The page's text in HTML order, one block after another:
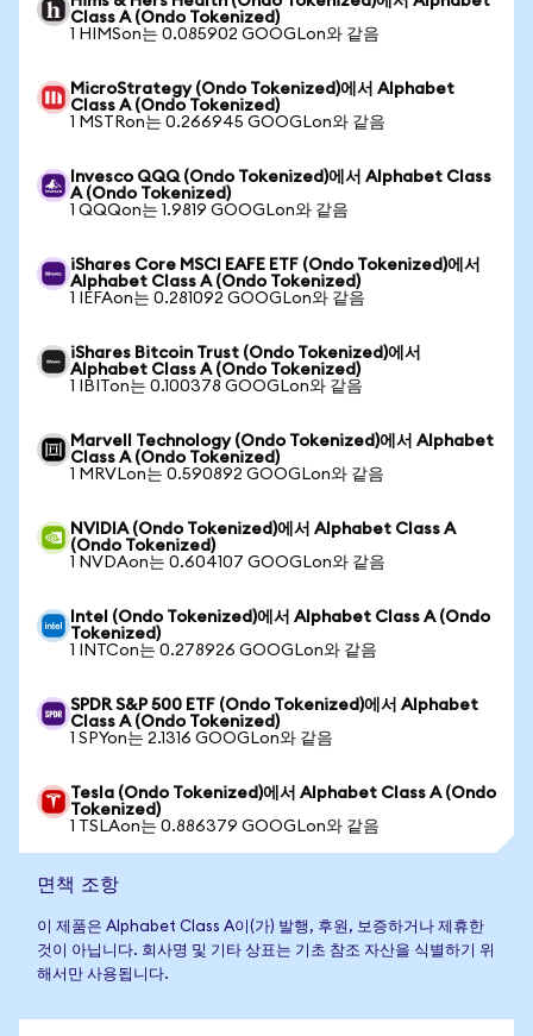
Class A (Ondo Tokenized)
1 HIMSon는 0.085902 GOOGLon와 같음
MicroStrategy (Ondo Tokenized)에서 Alphabet
Class A (Ondo Tokenized)
1 MSTRon는 0.266945 GOOGLon와 같음
Invesco QQQ (Ondo Tokenized)에서 Alphabet Class
A (Ondo Tokenized)
1 QQQon는 1.9819 GOOGLon와 같음
iShares Core MSCI EAFE ETF (Ondo Tokenized)에서
Alphabet Class A (Ondo Tokenized)
1 IEFAon는 0.281092 GOOGLon와 같음
iShares Bitcoin Trust (Ondo Tokenized)에서
Alphabet Class A (Ondo Tokenized)
1 IBITon는 0.100378 GOOGLon와 같음
Marvell Technology (Ondo Tokenized)에서 Alphabet
Class A (Ondo Tokenized)
1 MRVLon는 0.590892 GOOGLon와 같음
NVIDIA (Ondo Tokenized)에서 Alphabet Class A
(Ondo Tokenized)
1 NVDAon는 0.604107 GOOGLon와 같음
Intel (Ondo Tokenized)에서 Alphabet Class A (Ondo
Tokenized)
1 INTCon는 0.278926 GOOGLon와 같음
SPDR S&P 500 ETF (Ondo Tokenized)에서 Alphabet
Class A (Ondo Tokenized)
1 SPYon는 2.1316 GOOGLon와 같음
Tesla (Ondo Tokenized)에서 Alphabet Class A (Ondo
Tokenized)
1 TSLAon는 0.886379 GOOGLon와 같음
면책 조항
이 제품은 Alphabet Class A이(가) 발행, 후원, 보증하거나 제휴한
것이 아닙니다. 회사명 및 기타 상표는 기초 참조 자산을 식별하기 위
해서만 사용됩니다.